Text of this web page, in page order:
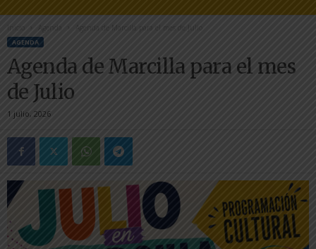
Inicio Agenda Agenda de Marcilla para el mes de Julio
AGENDA
Agenda de Marcilla para el mes
de Julio
1 julio, 2026